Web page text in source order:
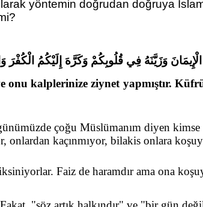
yöntemin doğrudan doğruya
وَزَيَّنَهُ فِي قُلُوبِكُمْ وَكَرَّهَ إِلَيْكُمُ
onu kalplerinize ziynet yapmıştır.
çoğu Müslümanım diyen
onlardan kaçınmıyor, bilakis onlara
Faiz de haramdır ama ona